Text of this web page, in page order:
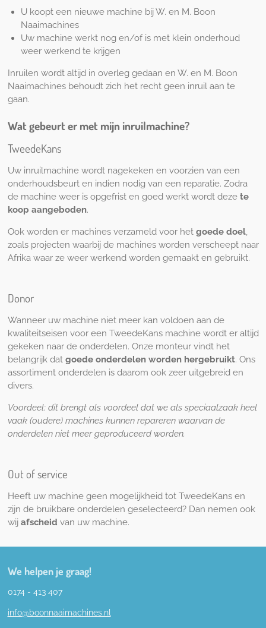
U koopt een nieuwe machine bij W. en M. Boon
Naaimachines
Uw machine werkt nog en/of is met klein onderhoud
weer werkend te krijgen
Inruilen wordt altijd in overleg gedaan en W. en M. Boon
Naaimachines behoudt zich het recht geen inruil aan te
gaan.
Wat gebeurt er met mijn inruilmachine?
TweedeKans
Uw inruilmachine wordt nagekeken en voorzien van een
onderhoudsbeurt en indien nodig van een reparatie. Zodra
de machine weer is opgefrist en goed werkt wordt deze te
koop aangeboden.
Ook worden er machines verzameld voor het goede doel,
zoals projecten waarbij de machines worden verscheept naar
Afrika waar ze weer werkend worden gemaakt en gebruikt.
Donor
Wanneer uw machine niet meer kan voldoen aan de
kwaliteitseisen voor een TweedeKans machine wordt er altijd
gekeken naar de onderdelen. Onze monteur vindt het
belangrijk dat goede onderdelen worden hergebruikt. Ons
assortiment onderdelen is daarom ook zeer uitgebreid en
divers.
Voordeel: dit brengt als voordeel dat we als speciaalzaak heel
vaak (oudere) machines kunnen repareren waarvan de
onderdelen niet meer geproduceerd worden.
Out of service
Heeft uw machine geen mogelijkheid tot TweedeKans en
zijn de bruikbare onderdelen geselecteerd? Dan nemen ook
wij afscheid van uw machine.
We helpen je graag!
0174 - 413 407
info@boonnaaimachines.nl